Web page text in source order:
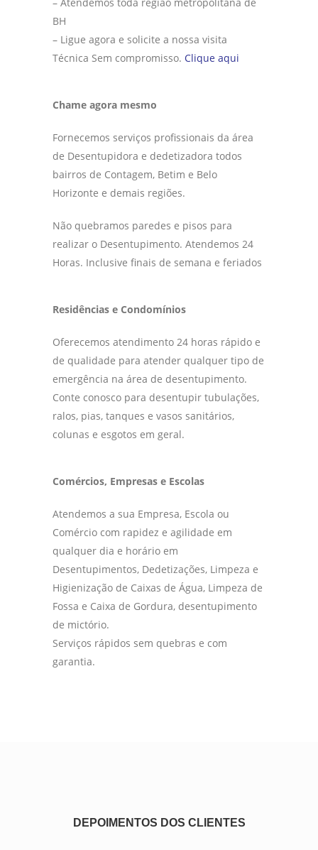
BH
– Ligue agora e solicite a nossa visita
Técnica Sem compromisso. Clique aqui
Chame agora mesmo
Fornecemos serviços profissionais da área
de Desentupidora e dedetizadora todos
bairros de Contagem, Betim e Belo
Horizonte e demais regiões.
Não quebramos paredes e pisos para
realizar o Desentupimento. Atendemos 24
Horas. Inclusive finais de semana e feriados
Residências e Condomínios
Oferecemos atendimento 24 horas rápido e
de qualidade para atender qualquer tipo de
emergência na área de desentupimento.
Conte conosco para desentupir tubulações,
ralos, pias, tanques e vasos sanitários,
colunas e esgotos em geral.
Comércios, Empresas e Escolas
Atendemos a sua Empresa, Escola ou
Comércio com rapidez e agilidade em
qualquer dia e horário em
Desentupimentos, Dedetizações, Limpeza e
Higienização de Caixas de Água, Limpeza de
Fossa e Caixa de Gordura, desentupimento
de mictório.
Serviços rápidos sem quebras e com
garantia.
DEPOIMENTOS DOS CLIENTES